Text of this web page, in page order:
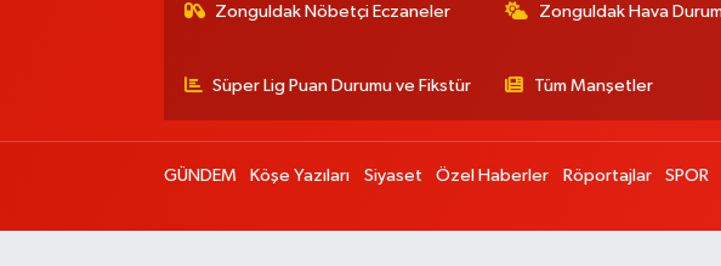
Zonguldak Nöbetçi Eczaneler Zonguldak Hava
Süper Lig Puan Durumu ve Fikstür Tüm Manşetler
GÜNDEM Köşe Yazıları Siyaset Özel Haberler Röportajlar SPOR